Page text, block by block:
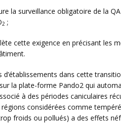
la surveillance obligatoire de la
2 ;
cette exigence en précisant les
dans cette
la plate-forme Pando2 qui
à des périodes caniculaires
considérées comme
froids ou pollués) a des effets